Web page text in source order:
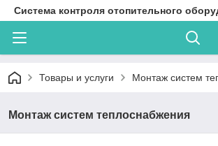
Система контроля отопительного
Товары и услуги Монтаж систем
Монтаж систем теплоснабжения